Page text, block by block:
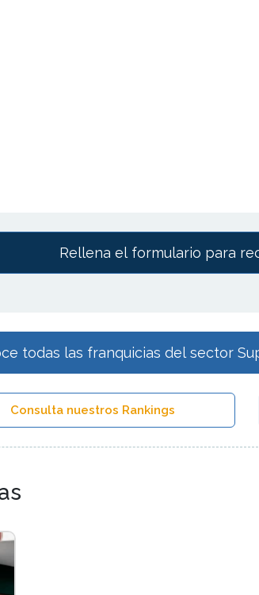
Rellena el formulario para
todas las franquicias del sector
Consulta nuestros Rankings